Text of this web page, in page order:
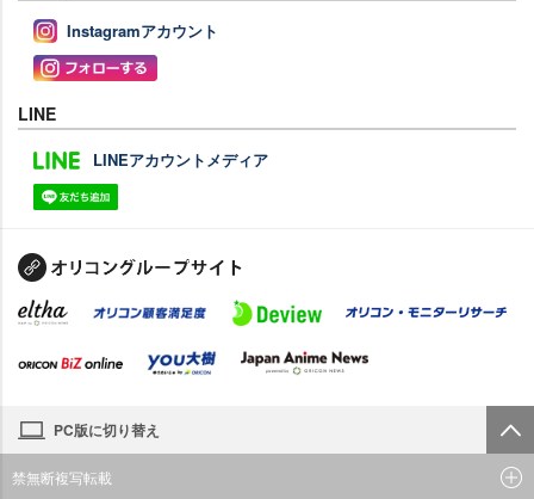
Instagramアカウント
LINE
LINEアカウントメディア
PC版に切り替え
禁無断複写転載